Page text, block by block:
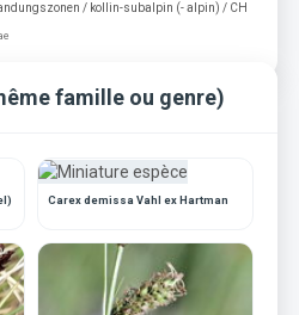
/ kollin-subalpin (- alpin) / CH
famille ou genre)
Carex demissa Vahl ex Hartman